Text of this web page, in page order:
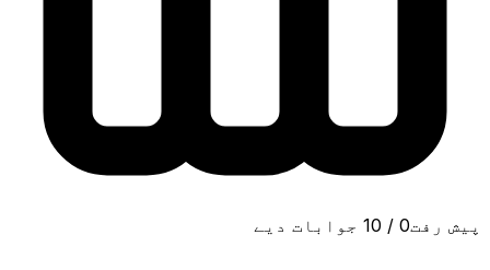
پیش رفت0
/
10 جوابات دیے